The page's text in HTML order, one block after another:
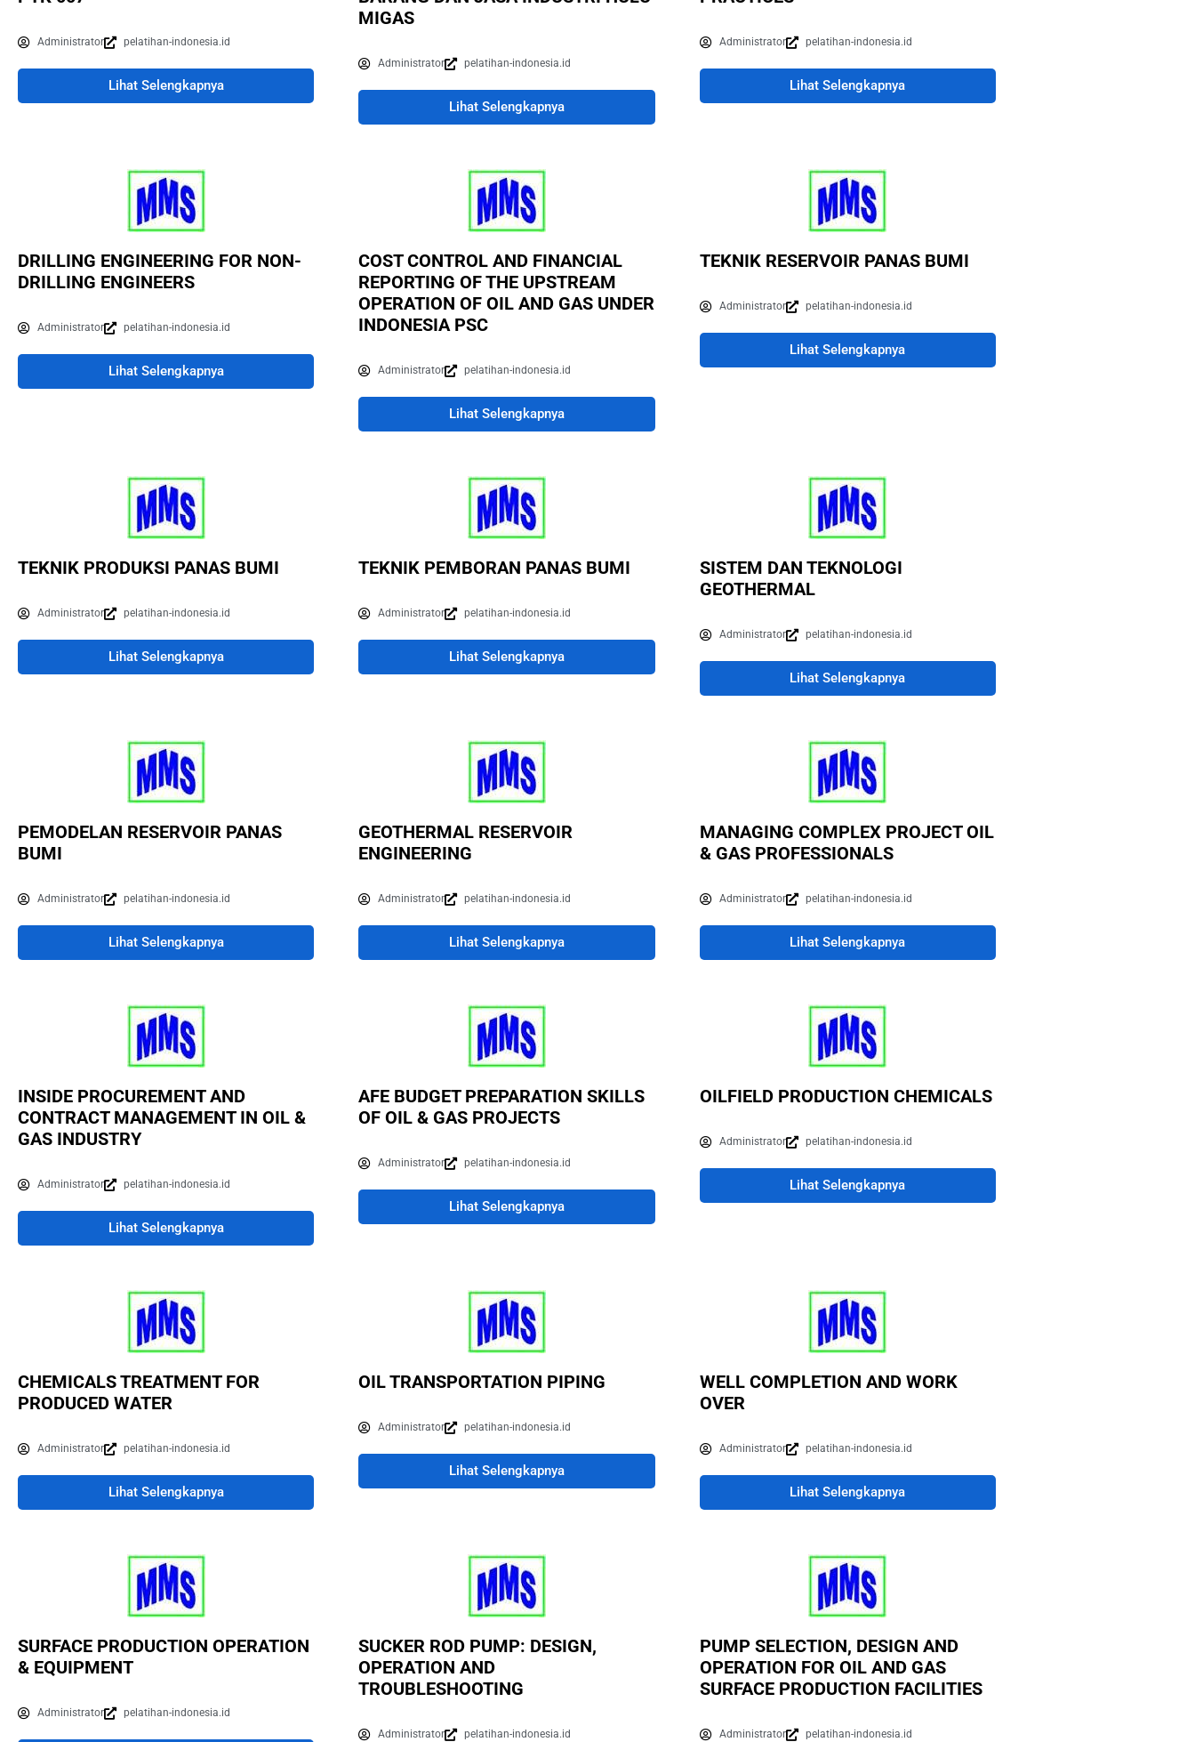
Administrator pelatihan-indonesia.id
Lihat Selengkapnya
MIGAS
Administrator pelatihan-indonesia.id
Lihat Selengkapnya
Administrator pelatihan-indonesia.id
Lihat Selengkapnya
DRILLING ENGINEERING FOR NON-
DRILLING ENGINEERS
Administrator pelatihan-indonesia.id
Lihat Selengkapnya
COST CONTROL AND FINANCIAL
REPORTING OF THE UPSTREAM
OPERATION OF OIL AND GAS UNDER
INDONESIA PSC
Administrator pelatihan-indonesia.id
Lihat Selengkapnya
TEKNIK RESERVOIR PANAS BUMI
Administrator pelatihan-indonesia.id
Lihat Selengkapnya
TEKNIK PRODUKSI PANAS BUMI
Administrator pelatihan-indonesia.id
Lihat Selengkapnya
TEKNIK PEMBORAN PANAS BUMI
Administrator pelatihan-indonesia.id
Lihat Selengkapnya
SISTEM DAN TEKNOLOGI
GEOTHERMAL
Administrator pelatihan-indonesia.id
Lihat Selengkapnya
PEMODELAN RESERVOIR PANAS
BUMI
Administrator pelatihan-indonesia.id
Lihat Selengkapnya
GEOTHERMAL RESERVOIR
ENGINEERING
Administrator pelatihan-indonesia.id
Lihat Selengkapnya
MANAGING COMPLEX PROJECT OIL
& GAS PROFESSIONALS
Administrator pelatihan-indonesia.id
Lihat Selengkapnya
INSIDE PROCUREMENT AND
CONTRACT MANAGEMENT IN OIL &
GAS INDUSTRY
Administrator pelatihan-indonesia.id
Lihat Selengkapnya
AFE BUDGET PREPARATION SKILLS
OF OIL & GAS PROJECTS
Administrator pelatihan-indonesia.id
Lihat Selengkapnya
OILFIELD PRODUCTION CHEMICALS
Administrator pelatihan-indonesia.id
Lihat Selengkapnya
CHEMICALS TREATMENT FOR
PRODUCED WATER
Administrator pelatihan-indonesia.id
Lihat Selengkapnya
OIL TRANSPORTATION PIPING
Administrator pelatihan-indonesia.id
Lihat Selengkapnya
WELL COMPLETION AND WORK
OVER
Administrator pelatihan-indonesia.id
Lihat Selengkapnya
SURFACE PRODUCTION OPERATION
& EQUIPMENT
Administrator pelatihan-indonesia.id
SUCKER ROD PUMP: DESIGN,
OPERATION AND
TROUBLESHOOTING
Administrator pelatihan-indonesia.id
PUMP SELECTION, DESIGN AND
OPERATION FOR OIL AND GAS
SURFACE PRODUCTION FACILITIES
Administrator pelatihan-indonesia.id